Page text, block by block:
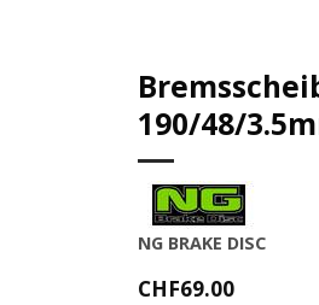
190/48/
NG BRAKE DISC
CHF69.00